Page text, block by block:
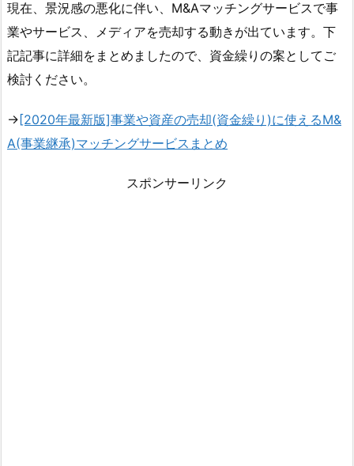
現在、景況感の悪化に伴い、M&Aマッチングサービスで事
業やサービス、メディアを売却する動きが出ています。下
記記事に詳細をまとめましたので、資金繰りの案としてご
検討ください。
→[2020年最新版]事業や資産の売却(資金繰り)に使えるM&
A(事業継承)マッチングサービスまとめ
スポンサーリンク